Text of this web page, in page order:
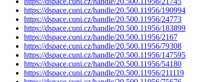
https://dspace.cuni.cz/handle/20.500.11956/190994
https://dspace.cuni.cz/handle/20.500.11956/24773
https://dspace.cuni.cz/handle/20.500.11956/183899
https://dspace.cuni.cz/handle/20.500.11956/2167
https://dspace.cuni.cz/handle/20.500.11956/79308
https://dspace.cuni.cz/handle/20.500.11956/147595
https://dspace.cuni.cz/handle/20.500.11956/54180
https://dspace.cuni.cz/handle/20.500.11956/211119